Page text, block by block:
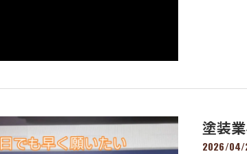
塗装
2026/